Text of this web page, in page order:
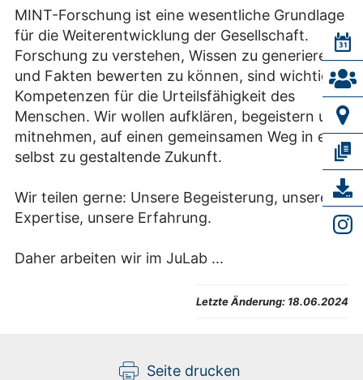
MINT-Forschung ist eine wesentliche Grundlage
für die Weiterentwicklung der Gesellschaft.
Forschung zu verstehen, Wissen zu generieren
und Fakten bewerten zu können, sind wichtige
Kompetenzen für die Urteilsfähigkeit des
Menschen. Wir wollen aufklären, begeistern und
mitnehmen, auf einen gemeinsamen Weg in eine
selbst zu gestaltende Zukunft.
Wir teilen gerne: Unsere Begeisterung, unsere
Expertise, unsere Erfahrung.
Daher arbeiten wir im JuLab ...
Letzte Änderung: 18.06.2024
Seite drucken